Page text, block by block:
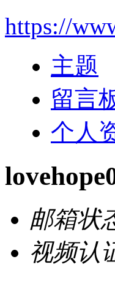
https://
主题
留言
个人
邮箱状
视频认